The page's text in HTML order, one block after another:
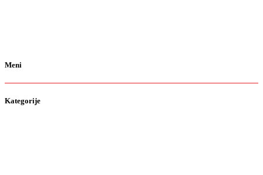
Meni
Kategorije